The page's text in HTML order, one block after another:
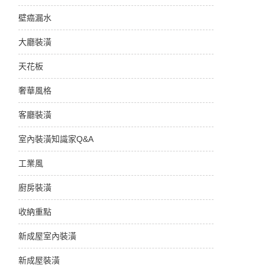
壁癌漏水
大廳裝潢
天花板
奢華風格
客廳裝潢
室內裝潢知識家Q&A
工業風
廚房裝潢
收納重點
新成屋室內裝潢
新成屋裝潢